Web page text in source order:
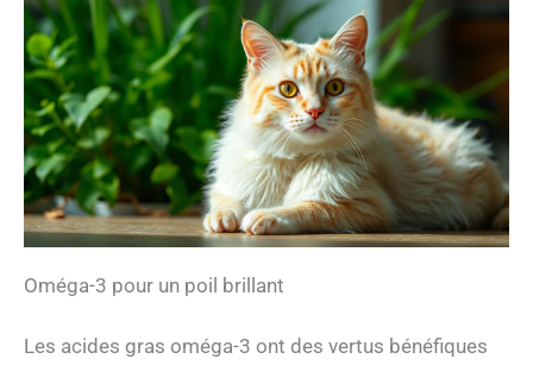
d’une pipette de 1 ml pour un dosage précis.
Donner 2 gouttes par kg de poids corporel par
jour. Une solution pratique et efficace pour
soutenir les articulations des chiens, chats et
animaux âgés nécessitant un soin articulaire
fiable. 𝐙𝐀𝐍𝐈𝐏𝐑𝐎 – 𝐁𝐢𝐞𝐧-ê𝐭𝐫𝐞 𝐚𝐧𝐢𝐦𝐚𝐥 𝐝𝐞 𝐜𝐨𝐧𝐟𝐢𝐚𝐧𝐜𝐞:
Avec plus de 50 ans d’expertise combinée en
soins naturels pour animaux, Zanipro crée des
compléments articulaires haut de gamme pour
chiens et chats afin de soutenir leur mobilité, leur
confort et la santé de leurs articulations à long
terme – car vos animaux méritent la même qualité
Oméga-3 pour un poil brillant
Les acides gras oméga-3 ont des vertus bénéfiques